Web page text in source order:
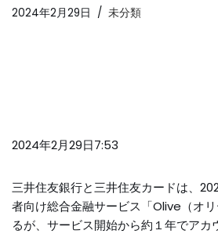
2024年2月29日 未分類
2024年2月29日7:53
三井住友銀行と三井住友カードは、
者向け総合金融サービス「Olive（オ
るが、サービス開始から約１年でア